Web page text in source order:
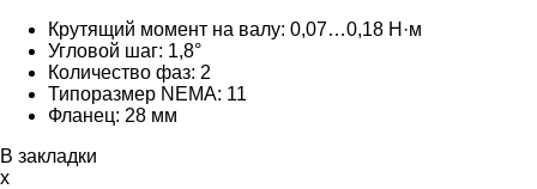
Крутящий момент на валу: 0,07…0,18 Н·м
Угловой шаг: 1,8°
Количество фаз: 2
Типоразмер NEMA: 11
Фланец: 28 мм
В закладки
x